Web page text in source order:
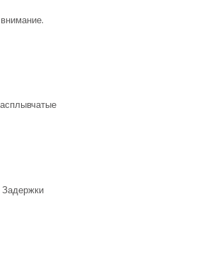
Задержки